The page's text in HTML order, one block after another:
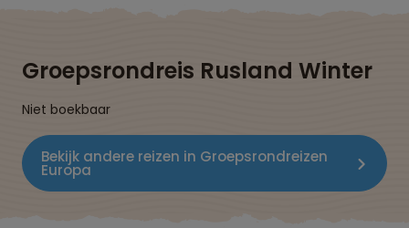
Groepsrondreis Rusland Winter
Niet boekbaar
Bekijk andere reizen in Groepsrondreizen
Europa